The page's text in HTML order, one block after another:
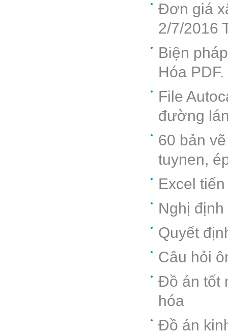
Đơn giá
2/7/2016
Biện
Hóa
File
đường
60 bản
tuynen,
Excel
Nghị
Quyết
Câu hỏi
Đồ án tốt
hóa
Đồ án